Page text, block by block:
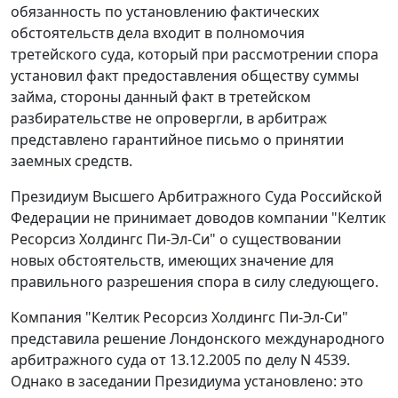
обязанность по установлению фактических
обстоятельств дела входит в полномочия
третейского суда, который при рассмотрении спора
установил факт предоставления обществу суммы
займа, стороны данный факт в третейском
разбирательстве не опровергли, в арбитраж
представлено гарантийное письмо о принятии
заемных средств.
Президиум Высшего Арбитражного Суда Российской
Федерации не принимает доводов компании "Келтик
Ресорсиз Холдингс Пи-Эл-Си" о существовании
новых обстоятельств, имеющих значение для
правильного разрешения спора в силу следующего.
Компания "Келтик Ресорсиз Холдингс Пи-Эл-Си"
представила решение Лондонского международного
арбитражного суда от 13.12.2005 по делу N 4539.
Однако в заседании Президиума установлено: это